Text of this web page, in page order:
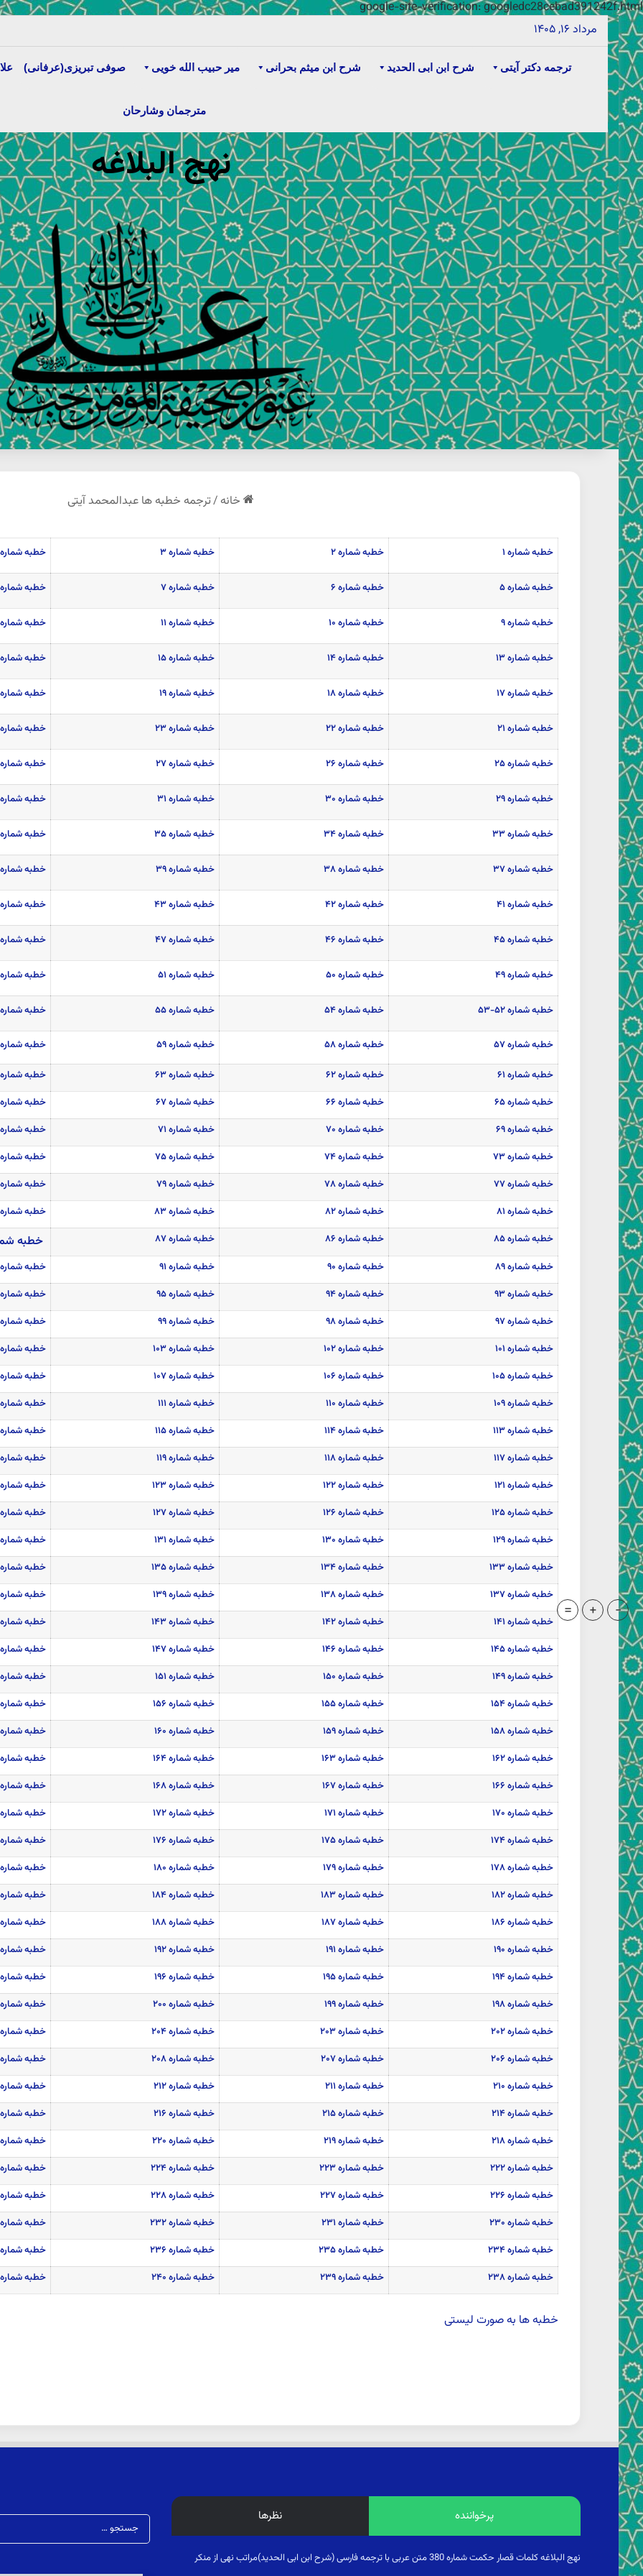
google-site-verification: googledc28cebad391242f.html
مرداد ۱۶, ۱۴۰۵
ترجمه دکتر آیتی شرح ابن ابی الحدید شرح ابن میثم بحرانی میر حبیب الله خویی صوفی تبریزی(عرفانی)
مترجمان وشارحان
نهج البلاغه
خانه/ترجمه خطبه ها عبدالمحمد آیتی
خطبه شماره ۱ خطبه شماره ۲ خطبه شماره۳ خطبه شماره
خطبه شماره ۵ خطبه شماره ۶ خطبه شماره ۷ خطبه شماره
خطبه شماره ۹ خطبه شماره ۱۰ خطبه شماره ۱۱ خطبه شماره
خطبه شماره ۱۳ خطبه شماره ۱۴ خطبه شماره ۱۵ خطبه شماره
خطبه شماره ۱۷ خطبه شماره ۱۸ خطبه شماره ۱۹ خطبه شماره
خطبه شماره ۲۱ خطبه شماره ۲۲ خطبه شماره ۲۳ خطبه شماره
خطبه شماره ۲۵ خطبه شماره ۲۶ خطبه شماره ۲۷ خطبه شماره
خطبه شماره ۲۹ خطبه شماره ۳۰ خطبه شماره ۳۱ خطبه شماره
خطبه شماره ۳۳ خطبه شماره ۳۴ خطبه شماره ۳۵ خطبه شماره
خطبه شماره ۳۷ خطبه شماره ۳۸ خطبه شماره ۳۹ خطبه شماره
خطبه شماره ۴۱ خطبه شماره ۴۲ خطبه شماره ۴۳ خطبه شماره
خطبه شماره ۴۵ خطبه شماره ۴۶ خطبه شماره ۴۷ خطبه شماره
خطبه شماره ۴۹ خطبه شماره ۵۰ خطبه شماره ۵۱ خطبه شماره ۵۲-
خطبه شماره ۵۲-۵۳ خطبه شماره ۵۴ خطبه شماره ۵۵ خطبه شماره
خطبه شماره ۵۷ خطبه شماره ۵۸ خطبه شماره ۵۹ خطبه شماره
خطبه شماره ۶۱ خطبه شماره ۶۲ خطبه شماره ۶۳
خطبه شماره
خطبه شماره ۶۵
خطبه شماره ۶۶ خطبه شماره ۶۷
خطبه شماره
خطبه شماره ۶۹
خطبه شماره ۷۰ خطبه شماره ۷۱
خطبه شماره
خطبه شماره ۷۳
خطبه شماره ۷۴ خطبه شماره ۷۵
خطبه شماره
خطبه شماره ۷۷
خطبه شماره ۷۸ خطبه شماره ۷۹
خطبه شماره
خطبه شماره ۸۱
خطبه شماره ۸۲ خطبه شماره ۸۳
خطبه شماره
خطبه شماره ۸۵
خطبه شماره ۸۶ خطبه شماره ۸۷ خطبه
خطبه شماره ۸۹ خطبه شماره ۹۰ خطبه شماره ۹۱
خطبه شماره
خطبه شماره ۹۳
خطبه شماره ۹۴ خطبه شماره ۹۵
خطبه شماره
خطبه شماره ۹۷
خطبه شماره ۹۸ خطبه شماره ۹۹
خطبه شماره
خطبه شماره ۱۰۱
خطبه شماره ۱۰۲ خطبه شماره ۱۰۳
خطبه شماره
خطبه شماره ۱۰۵
خطبه شماره ۱۰۶ خطبه شماره ۱۰۷
خطبه شماره
خطبه شماره ۱۰۹
خطبه شماره ۱۱۰ خطبه شماره ۱۱۱
خطبه شماره
خطبه شماره ۱۱۳
خطبه شماره ۱۱۴ خطبه شماره ۱۱۵
خطبه شماره
خطبه شماره ۱۱۷
خطبه شماره ۱۱۸ خطبه شماره ۱۱۹
خطبه شماره
خطبه شماره ۱۲۱
خطبه شماره ۱۲۲ خطبه شماره ۱۲۳
خطبه شماره
خطبه شماره ۱۲۵
خطبه شماره ۱۲۶ خطبه شماره ۱۲۷
خطبه شماره
خطبه شماره ۱۲۹
خطبه شماره ۱۳۰ خطبه شماره ۱۳۱
خطبه شماره
خطبه شماره ۱۳۳
خطبه شماره ۱۳۴ خطبه شماره ۱۳۵
خطبه شماره
خطبه شماره ۱۳۷
خطبه شماره ۱۳۸ خطبه شماره ۱۳۹
خطبه شماره
خطبه شماره ۱۴۱
خطبه شماره ۱۴۲ خطبه شماره ۱۴۳
خطبه شماره
خطبه شماره ۱۴۵
خطبه شماره ۱۴۶ خطبه شماره ۱۴۷
خطبه شماره
خطبه شماره ۱۴۹
خطبه شماره ۱۵۰ خطبه شماره ۱۵۱
خطبه شماره ۱۵۲-
خطبه شماره ۱۵۴
خطبه شماره ۱۵۵ خطبه شماره ۱۵۶
خطبه شماره
خطبه شماره ۱۵۸
خطبه شماره ۱۵۹ خطبه شماره ۱۶۰
خطبه شماره
خطبه شماره ۱۶۲
خطبه شماره ۱۶۳ خطبه شماره ۱۶۴
خطبه شماره
خطبه شماره ۱۶۶
خطبه شماره ۱۶۷ خطبه شماره ۱۶۸
خطبه شماره
خطبه شماره ۱۷۰
خطبه شماره ۱۷۱ خطبه شماره ۱۷۲
خطبه شماره
خطبه شماره ۱۷۴
خطبه شماره ۱۷۵ خطبه شماره ۱۷۶
خطبه شماره
خطبه شماره ۱۷۸
خطبه شماره ۱۷۹ خطبه شماره ۱۸۰
خطبه شماره
خطبه شماره ۱۸۲
خطبه شماره ۱۸۳ خطبه شماره ۱۸۴
خطبه شماره
خطبه شماره ۱۸۶
خطبه شماره ۱۸۷ خطبه شماره ۱۸۸
خطبه شماره
خطبه شماره ۱۹۰
خطبه شماره ۱۹۱ خطبه شماره ۱۹۲
خطبه شماره
خطبه شماره ۱۹۴
خطبه شماره ۱۹۵ خطبه شماره ۱۹۶
خطبه شماره
خطبه شماره ۱۹۸
خطبه شماره ۱۹۹ خطبه شماره ۲۰۰
خطبه شماره
خطبه شماره ۲۰۲
خطبه شماره ۲۰۳ خطبه شماره ۲۰۴
خطبه شماره
خطبه شماره ۲۰۶
خطبه شماره ۲۰۷ خطبه شماره ۲۰۸
خطبه شماره
خطبه شماره ۲۱۰
خطبه شماره ۲۱۱ خطبه شماره ۲۱۲
خطبه شماره
خطبه شماره ۲۱۴
خطبه شماره ۲۱۵ خطبه شماره ۲۱۶
خطبه شماره
خطبه شماره ۲۱۸
خطبه شماره ۲۱۹ خطبه شماره ۲۲۰
خطبه شماره
خطبه شماره ۲۲۲
خطبه شماره ۲۲۳ خطبه شماره ۲۲۴
خطبه شماره
خطبه شماره ۲۲۶
خطبه شماره ۲۲۷ خطبه شماره ۲۲۸
خطبه شماره
خطبه شماره ۲۳۰
خطبه شماره ۲۳۱ خطبه شماره ۲۳۲
خطبه شماره
خطبه شماره ۲۳۴
خطبه شماره ۲۳۵ خطبه شماره ۲۳۶
خطبه شماره
خطبه شماره ۲۳۸
خطبه شماره ۲۳۹ خطبه شماره ۲۴۰ خطبه شماره
خطبه ها به صورت لیستی
پرخواننده نظرها
نهج البلاغه کلمات قصار حکمت شماره 380 متن عربی با ترجمه فارسی (شرح ابن ابی الحدید)مراتب نهی از منکر
-
+
=